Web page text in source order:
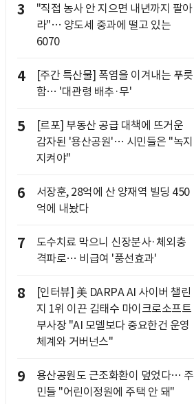
3
"직접 농사 안 지으면 내년까지 팔아
라"… 양도세 중과에 떨고 있는
6070
4
[주간 특산물] 폭염을 이겨내는 푸릇
함… '대관령 배추·무'
5
[르포] 부동산 공급 대책에 뜨거운
감자된 '용산공원'… 시민들은 "녹지
지켜야"
6
서장훈, 28억에 산 양재역 빌딩 450
억에 내놨다
7
도수치료 막으니 신장분사·체외충
격파로… 비급여 '풍선효과'
8
[인터뷰] 美 DARPA AI 사이버 챌린
지 1위 이끈 김태수 마이크로소프트
부사장 "AI 모델보다 중요한건 운영
체계와 거버넌스"
9
용산공원도 근조화환이 덮었다… 주
민들 "어린이정원에 주택 안 돼"